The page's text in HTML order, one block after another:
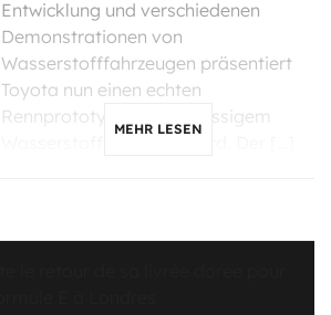
Entwicklung und verschiedenen
Demonstrationen von
Wasserstofffahrzeugen präsentiert
Toyota nun einen echten
Rennprototyp, der mit flüssigem
MEHR LESEN